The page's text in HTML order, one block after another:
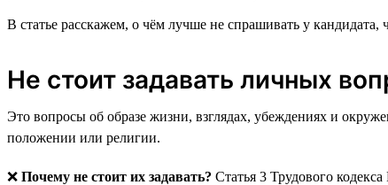
В статье расскажем, о чём лучше не спрашивать у
Не стоит задавать личных
Это вопросы об образе жизни, взглядах, убеждениях и
положении или религии.
❌ Почему не стоит их задавать? Статья 3 Трудового